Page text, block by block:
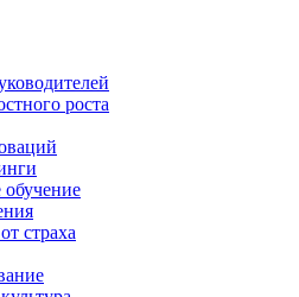
роста
страха